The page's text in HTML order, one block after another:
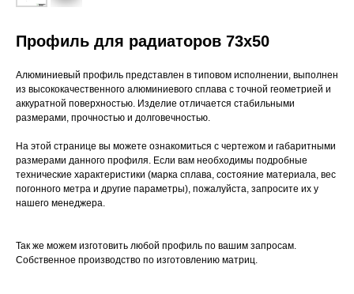
Профиль для радиаторов 73х50
Алюминиевый профиль представлен в типовом исполнении, выполнен
из высококачественного алюминиевого сплава с точной геометрией и
аккуратной поверхностью. Изделие отличается стабильными
размерами, прочностью и долговечностью.
На этой странице вы можете ознакомиться с чертежом и габаритными
размерами данного профиля. Если вам необходимы подробные
технические характеристики (марка сплава, состояние материала, вес
погонного метра и другие параметры), пожалуйста, запросите их у
нашего менеджера.
Так же можем изготовить любой профиль по вашим запросам.
Собственное производство по изготовлению матриц.